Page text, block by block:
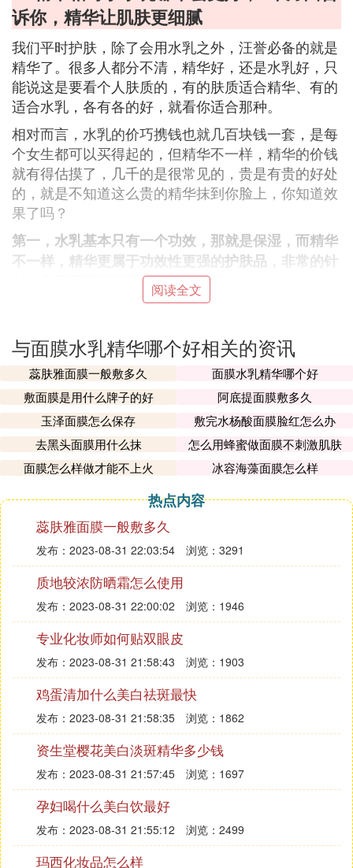
诉你，精华让肌肤更细腻
我们平时护肤，除了会用水乳之外，汪誉必备的就是
精华了。很多人都分不清，精华好，还是水乳好，只
能说这是要看个人肤质的，有的肤质适合精华、有的
适合水乳，各有各的好，就看你适合那种。
相对而言，水乳的价巧携钱也就几百块钱一套，是每
个女生都可以买得起的，但精华不一样，精华的价钱
就有得估摸了，几千的是很常见的，贵是有贵的好处
的，就是不知道这么贵的精华抹到你脸上，你知道效
果了吗？
第一，水乳基本只有一个功效，那就是保湿，而精华
不一样，精华更属于功效性更强的护肤品 ，非常的针
对各类型困宽段肌肤，如果脸上不长痘痘，25岁也
可以不用精华，但过了25岁以后，就要注意了，这时
的淡斑的，就要开始用起来了。
第二，很多年轻的女孩子是会买精华，但家庭主妇会
觉得精华没什么用，所以就没有买，认为水乳会比
较实用，其实不然，水乳是大分子，渗透进肌肤里面
不多而且也不吸收，所以基本是没什么效果的，而精
华却不一样，她是小分子物质，可以进入肌肤里层，
更容易被我们的肌肤吸收，效果也是很显着的哦！
第三，不同肤质要选用不同的精华。像油皮还有痘
痘皮肤，最好用维C精华或者水杨酸精华，那么干皮
最好就用维E精华，这只是比较简单的两种，我们在
选择精华的时候还会注意一下肤感，那么大家一定得
知道，精华呢，有啫喱的霜状的水状的还有乳状的，
一般来讲，啫喱和水都是比较清爽的，而另外两种则
会比较厚重，我们皮肤不同季节不同，都可以选择不
一样的精华的哦。
C. 用水乳好还是用面膜好
都需要。爽肤水一个很大的好处便是可以补水，所以
在敷面膜之前先擦爽肤水能够给肌肤补充足够的水
分，并且还能够有效调理皮肤的角质层。
一般情况下，敷面膜之前是要擦水的，但是可以不擦
乳液。大家都知道，爽肤水和乳液都是在洁面之后使
用，但是如果想要敷面膜，那么在清洁脸部之后就要
先敷面膜，敷完面膜再用水乳。
阅读全文
与面膜水乳精华哪个好相关的资讯
蕊肤雅面膜一般敷多久
面膜水乳精华哪个好
敷面膜是用什么牌子的好
阿底提面膜敷多久
玉泽面膜怎么保存
敷完水杨酸面膜脸红怎么办
去黑头面膜用什么抹
怎么用蜂蜜做面膜不刺激肌肤
面膜怎么样做才能不上火
冰容海藻面膜怎么样
热点内容
蕊肤雅面膜一般敷多久
发布：2023-08-31 22:03:54 浏览：3291
质地较浓防晒霜怎么使用
发布：2023-08-31 22:00:02 浏览：1946
专业化妆师如何贴双眼皮
发布：2023-08-31 21:58:43 浏览：1903
鸡蛋清加什么美白祛斑最快
发布：2023-08-31 21:58:35 浏览：1862
资生堂樱花美白淡斑精华多少钱
发布：2023-08-31 21:57:45 浏览：1697
孕妇喝什么美白饮最好
发布：2023-08-31 21:55:12 浏览：2499
玛西化妆品怎么样